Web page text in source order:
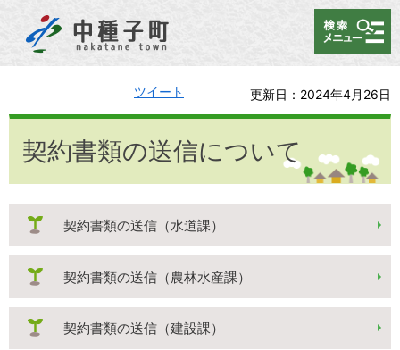
メニュー
ツイート 更新日：2024年4月26日
契約書類の送信について
契約書類の送信（水道課）
契約書類の送信（農林水産課）
契約書類の送信（建設課）